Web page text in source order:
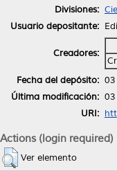
Divisiones:
Usuario depositante:
Creadores:
Fecha del depósito: 03
Última modificación: 03
URI:
Actions (login required)
Ver elemento